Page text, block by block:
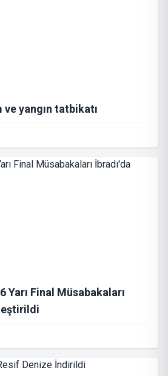
ve yangın tatbikatı
Yarı Final Müsabakaları